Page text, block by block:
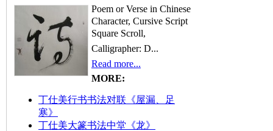
Poem or Verse in Chinese
Character, Cursive Script
Square Scroll,
Calligrapher: D...
Read more...
MORE:
丁仕美行书书法对联《屋漏、足
寒》
丁仕美大篆书法中堂《龙》